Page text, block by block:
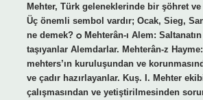
Mehter, Türk geleneklerinde bir şöhret
Üç önemli sembol vardır; Ocak, Sieg,
ne demek? ѻ Mehterân-ı Alem: Saltanatın
taşıyanlar Alemdarlar. Mehterân-z Hayme:
mehters’ın kuruluşundan ve
ve çadır hazırlayanlar. Kuş. I. Mehter
çalışmasından ve yetiştirilmesinden